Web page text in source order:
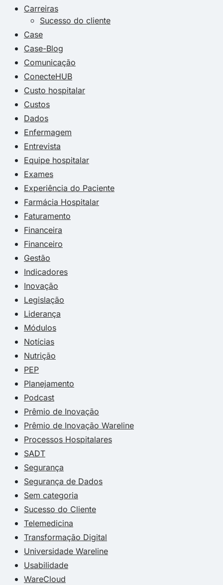
Carreiras
Sucesso do cliente
Case
Case-Blog
Comunicação
ConecteHUB
Custo hospitalar
Custos
Dados
Enfermagem
Entrevista
Equipe hospitalar
Exames
Experiência do Paciente
Farmácia Hospitalar
Faturamento
Financeira
Financeiro
Gestão
Indicadores
Inovação
Legislação
Liderança
Módulos
Notícias
Nutrição
PEP
Planejamento
Podcast
Prêmio de Inovação
Prêmio de Inovação Wareline
Processos Hospitalares
SADT
Segurança
Segurança de Dados
Sem categoria
Sucesso do Cliente
Telemedicina
Transformação Digital
Universidade Wareline
Usabilidade
WareCloud